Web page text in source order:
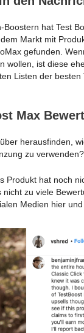
Boostern hat Test
Markt mit
gefunden.
wollen, ist diese
Listen der besten
Max
herausfinden,
zu verwenden?
Produkt hat noch
zu viele
Medien hier